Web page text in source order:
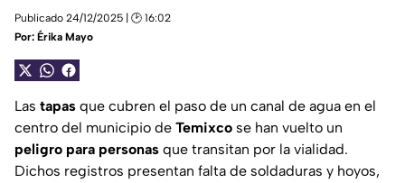
Publicado 24/12/2025 | 🕑 16:02
Por: Érika Mayo
Las tapas que cubren el paso de un canal de agua en el
centro del municipio de Temixco se han vuelto un
peligro para personas que transitan por la vialidad.
Dichos registros presentan falta de soldaduras y hoyos,